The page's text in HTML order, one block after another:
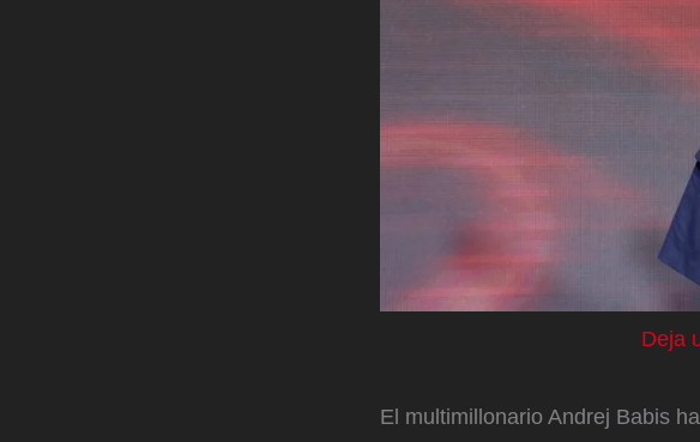
Deja
El multimillonario Andrej Babis